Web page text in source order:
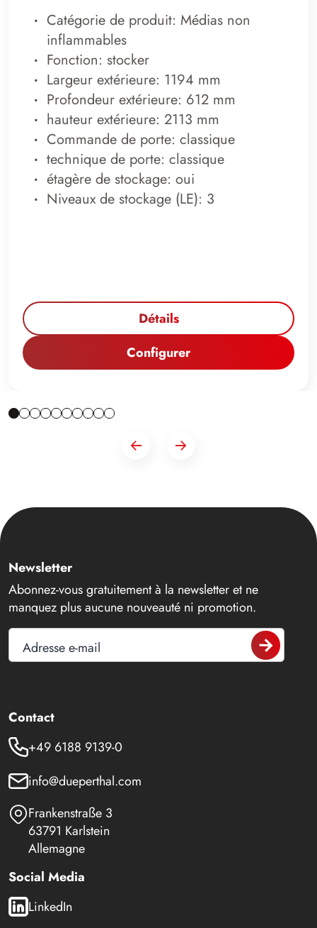
Catégorie de produit: Médias non
inflammables
Fonction: stocker
Largeur extérieure: 1194 mm
Profondeur extérieure: 612 mm
hauteur extérieure: 2113 mm
Commande de porte: classique
technique de porte: classique
étagère de stockage: oui
Niveaux de stockage (LE): 3
Détails
Configurer
Newsletter
Abonnez-vous gratuitement à la newsletter et ne
manquez plus aucune nouveauté ni promotion.
Adresse e-mail
Contact
+49 6188 9139-0
info@dueperthal.com
Frankenstraße 3
63791 Karlstein
Allemagne
Social Media
LinkedIn